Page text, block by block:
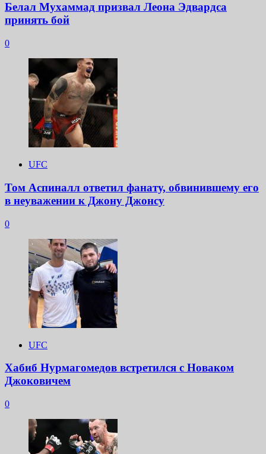
Белал Мухаммад призвал Леона Эдвардса
принять бой
0
UFC
Том Аспиналл ответил фанату, обвинившему его
в неуважении к Джону Джонсу
0
UFC
Хабиб Нурмагомедов встретился с Новаком
Джоковичем
0